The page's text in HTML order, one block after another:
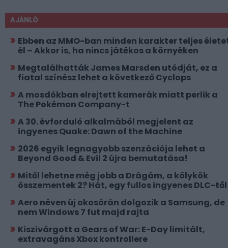
AJÁNLÓ
Ebben az MMO-ban minden karakter teljes
él – Akkor is, ha nincs játékos a környéken
Megtalálhatták James Marsden utódját, ez a
fiatal színész lehet a következő Cyclops
A mosdókban elrejtett kamerák miatt perlik a
The Pokémon Company-t
A 30. évforduló alkalmából megjelent az
ingyenes Quake: Dawn of the Machine
2026 egyik legnagyobb szenzációja lehet a
Beyond Good & Evil 2 újra bemutatása!
Mitől lehetne még jobb a Drágám, a kölykök
összementek 2? Hát, egy fullos ingyenes DLC-
Aero néven új okosórán dolgozik a Samsung, de
nem Windows 7 fut majd rajta
Kiszivárgott a Gears of War: E-Day limitált,
extravagáns Xbox kontrollere